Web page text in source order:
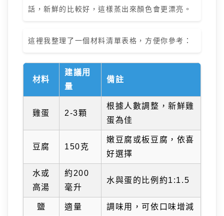
話，新鮮的比較好，這樣蒸出來顏色會更漂亮。
這裡我整理了一個材料清單表格，方便你參考：
材料
建議用
量
備註
雞蛋 2-3顆
根據人數調整，新鮮雞
蛋為佳
豆腐 150克
嫩豆腐或板豆腐，依喜
好選擇
水或
高湯
約200
毫升
水與蛋的比例約1:1.5
鹽 適量 調味用，可依口味增減